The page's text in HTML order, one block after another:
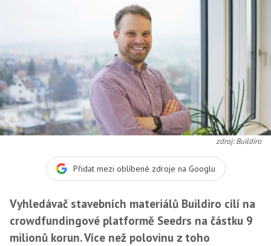
zdroj: Buildiro
Přidat mezi oblíbené zdroje na Googlu
Vyhledávač stavebních materiálů Buildiro cílí na
crowdfundingové platformě Seedrs na částku 9
milionů korun. Více než polovinu z toho